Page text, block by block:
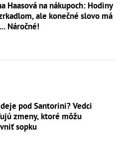
Haasová na nákupoch: Hodiny
ale konečné slovo má
Náročné!
deje pod Santorini? Vedci
zmeny, ktoré môžu
sopku